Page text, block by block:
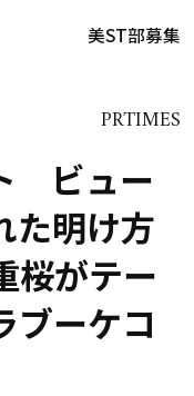
美ST部募集
PRTIMES
ビュー
た明け方
桜がテー
ブーケコ